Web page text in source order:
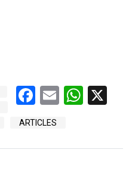
ARTICLES
Facebook
Email